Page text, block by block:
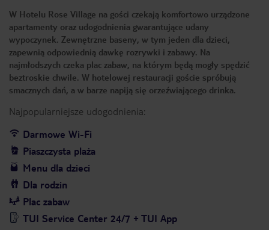
W Hotelu Rose Village na gości czekają komfortowo urządzone
apartamenty oraz udogodnienia gwarantujące udany
wypoczynek. Zewnętrzne baseny, w tym jeden dla dzieci,
zapewnią odpowiednią dawkę rozrywki i zabawy. Na
najmłodszych czeka plac zabaw, na którym będą mogły spędzić
beztroskie chwile. W hotelowej restauracji goście spróbują
smacznych dań, a w barze napiją się orzeźwiającego drinka.
Najpopularniejsze udogodnienia:
Darmowe Wi-Fi
Piaszczysta plaża
Menu dla dzieci
Dla rodzin
Plac zabaw
TUI Service Center 24/7 + TUI App